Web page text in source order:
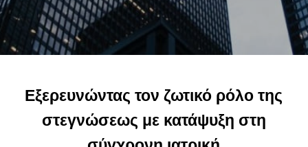
Εξερευνώντας τον ζωτικό ρόλο της
στεγνώσεως με κατάψυξη στη